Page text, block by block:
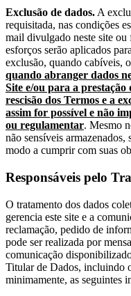
Exclusão de dados. A
requisitada, nas condições
mail divulgado neste site
esforços serão aplicados
exclusão, quando cabíveis,
quando abranger dados
Site e/ou para a
rescisão dos Termos e a
assim for possível e não
ou regulamentar. Mesmo
não sensíveis
modo a cumprir com suas
Responsáveis pelo
O tratamento dos dados
gerencia este site e a
reclamação, pedido de
pode ser realizada por
comunicação
Titular de Dados, incluindo
minimamente, as seguintes